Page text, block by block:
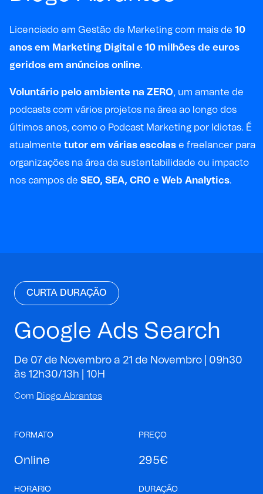
Licenciado em Gestão de Marketing com mais de 10
anos em Marketing Digital e 10 milhões de euros
geridos em anúncios online.
Voluntário pelo ambiente na ZERO, um amante de
podcasts com vários projetos na área ao longo dos
últimos anos, como o Podcast Marketing por Idiotas. É
atualmente tutor em várias escolas e freelancer para
organizações na área da sustentabilidade ou impacto
nos campos de SEO, SEA, CRO e Web Analytics.
CURTA DURAÇÃO
Google Ads Search
De 07 de Novembro a 21 de Novembro | 09h30
às 12h30/13h | 10H
Com Diogo Abrantes
FORMATO
Online
PREÇO
295€
HORARIO DURAÇÃO